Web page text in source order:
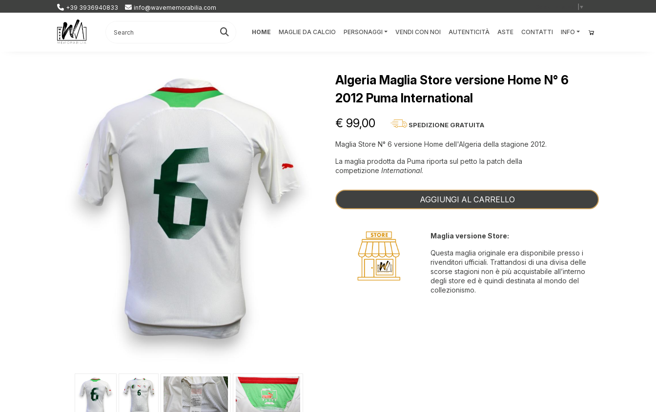
+39 3936940833 info@wavememorabilia.com ▼
HOME MAGLIE DA CALCIO PERSONAGGI VENDI CON NOI AUTENTICITÀ ASTE CONTATTI INFO
Algeria Maglia Store versione Home N° 6
2012 Puma International
€ 99,00 SPEDIZIONE GRATUITA
Maglia Store N° 6 versione Home dell'Algeria della stagione 2012.
La maglia prodotta da Puma riporta sul petto la patch della
competizione International.
AGGIUNGI AL CARRELLO
Maglia versione Store:
Questa maglia originale era disponibile presso i
rivenditori ufficiali. Trattandosi di una divisa delle
scorse stagioni non è più acquistabile all’interno
degli store ed è quindi destinata al mondo del
collezionismo.